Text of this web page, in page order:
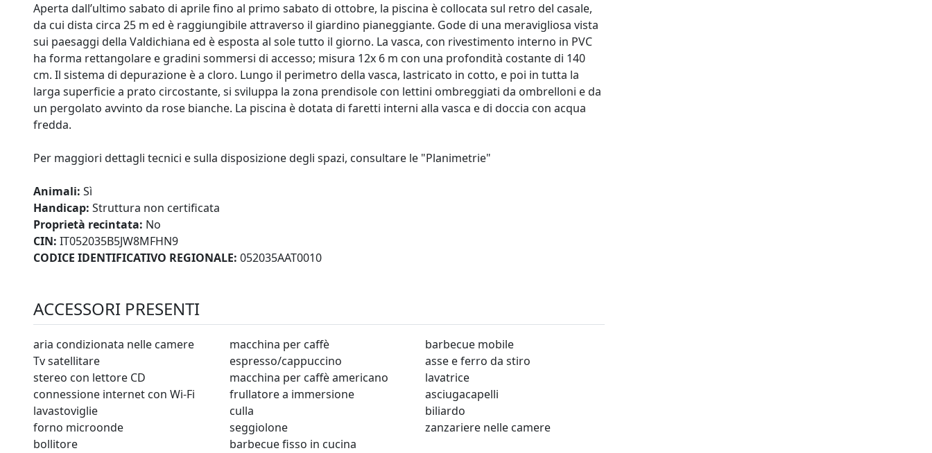
Aperta dall’ultimo sabato di aprile fino al primo sabato di ottobre, la piscina è collocata sul retro del casale,
da cui dista circa 25 m ed è raggiungibile attraverso il giardino pianeggiante. Gode di una meravigliosa vista
sui paesaggi della Valdichiana ed è esposta al sole tutto il giorno. La vasca, con rivestimento interno in PVC
ha forma rettangolare e gradini sommersi di accesso; misura 12x 6 m con una profondità costante di 140
cm. Il sistema di depurazione è a cloro. Lungo il perimetro della vasca, lastricato in cotto, e poi in tutta la
larga superficie a prato circostante, si sviluppa la zona prendisole con lettini ombreggiati da ombrelloni e da
un pergolato avvinto da rose bianche. La piscina è dotata di faretti interni alla vasca e di doccia con acqua
fredda.
Per maggiori dettagli tecnici e sulla disposizione degli spazi, consultare le "Planimetrie"
Animali: Sì
Handicap: Struttura non certificata
Proprietà recintata: No
CIN: IT052035B5JW8MFHN9
CODICE IDENTIFICATIVO REGIONALE: 052035AAT0010
ACCESSORI PRESENTI
aria condizionata nelle camere
Tv satellitare
stereo con lettore CD
connessione internet con Wi-Fi
lavastoviglie
forno microonde
bollitore
macchina per caffè
espresso/cappuccino
macchina per caffè americano
frullatore a immersione
culla
seggiolone
barbecue fisso in cucina
barbecue mobile
asse e ferro da stiro
lavatrice
asciugacapelli
biliardo
zanzariere nelle camere